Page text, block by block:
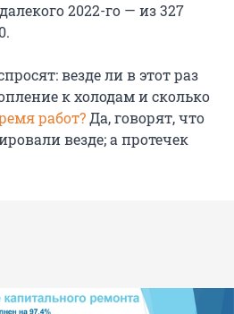
2022-го — из 327
везде ли в этот раз
к холодам и сколько
работ?Да, говорят, что
везде; а протечек